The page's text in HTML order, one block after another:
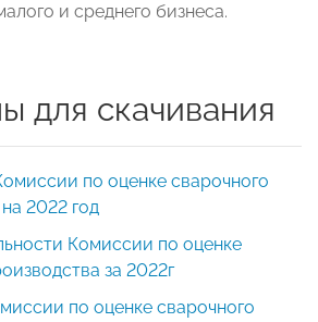
и среднего бизнеса.
для скачивания
по оценке сварочного
2022 год
Комиссии по оценке
за 2022г
по оценке сварочного